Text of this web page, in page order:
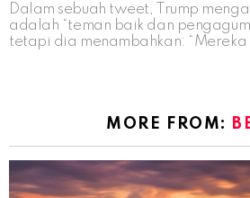
Dalam sebuah tweet, Trump
adalah “teman baik dan pengagum
tetapi dia menambahkan: “Mereka
MORE FROM: